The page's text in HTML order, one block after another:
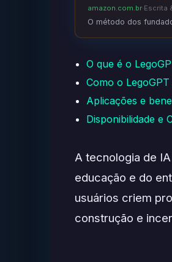
amazon.com.br·Escrita
O método dos
O que é o
Como o
Aplicações e
Disponibilidade e
A tecnologia de
educação e do
usuários criem
construção e